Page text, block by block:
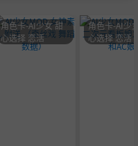
角色卡-AI少女 甜
心选择 恋活
角色卡-AI少
心选择 恋活